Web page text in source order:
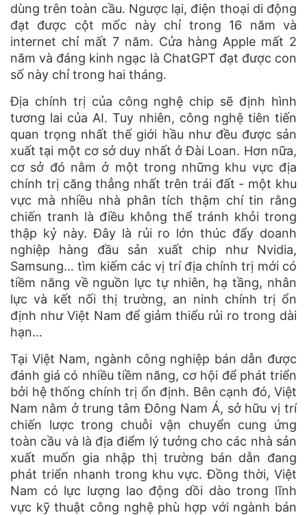
dùng trên toàn cầu. Ngược lại, điện thoại di động
đạt được cột mốc này chỉ trong 16 năm và
internet chỉ mất 7 năm. Cửa hàng Apple mất 2
năm và đáng kinh ngạc là ChatGPT đạt được con
số này chỉ trong hai tháng.
Địa chính trị của công nghệ chip sẽ định hình
tương lai của AI. Tuy nhiên, công nghệ tiên tiến
quan trọng nhất thế giới hầu như đều được sản
xuất tại một cơ sở duy nhất ở Đài Loan. Hơn nữa,
cơ sở đó nằm ở một trong những khu vực địa
chính trị căng thẳng nhất trên trái đất - một khu
vực mà nhiều nhà phân tích thậm chí tin rằng
chiến tranh là điều không thể tránh khỏi trong
thập kỷ này. Đây là rủi ro lớn thúc đẩy doanh
nghiệp hàng đầu sản xuất chip như Nvidia,
Samsung… tìm kiếm các vị trí địa chính trị mới có
tiềm năng về nguồn lực tự nhiên, hạ tầng, nhân
lực và kết nối thị trường, an ninh chính trị ổn
định như Việt Nam để giảm thiểu rủi ro trong dài
hạn…
Tại Việt Nam, ngành công nghiệp bán dẫn được
đánh giá có nhiều tiềm năng, cơ hội để phát triển
bởi hệ thống chính trị ổn định. Bên cạnh đó, Việt
Nam nằm ở trung tâm Đông Nam Á, sở hữu vị trí
chiến lược trong chuỗi vận chuyển cung ứng
toàn cầu và là địa điểm lý tưởng cho các nhà sản
xuất muốn gia nhập thị trường bán dẫn đang
phát triển nhanh trong khu vực. Đồng thời, Việt
Nam có lực lượng lao động dồi dào trong lĩnh
vực kỹ thuật công nghệ phù hợp với ngành bán